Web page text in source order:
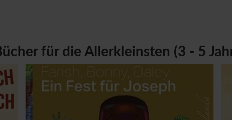
für die Allerkleinsten (3 - 5